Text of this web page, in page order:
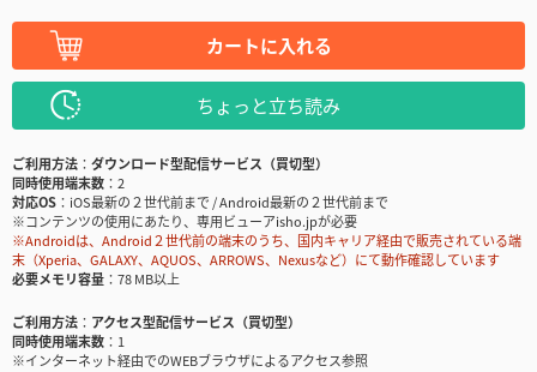
カートに入れる
ちょっと立ち読み
ご利用方法
ダウンロード型配信サービス（買切型）
同時使用端末数
2
対応OS
iOS最新の２世代前まで / Android最新の２世代前まで
※コンテンツの使用にあたり、専用ビューアisho.jpが必要
※Androidは、Android２世代前の端末のうち、国内キャリア経由で販売されている端
末（Xperia、GALAXY、AQUOS、ARROWS、Nexusなど）にて動作確認しています
必要メモリ容量
78 MB以上
ご利用方法
アクセス型配信サービス（買切型）
同時使用端末数
1
※インターネット経由でのWEBブラウザによるアクセス参照